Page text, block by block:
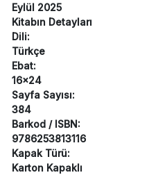
Eylül 2025
Kitabın Detayları
Dili:
Türkçe
Ebat:
16x24
Sayfa Sayısı:
384
Barkod / ISBN:
9786253813116
Kapak Türü:
Karton Kapaklı